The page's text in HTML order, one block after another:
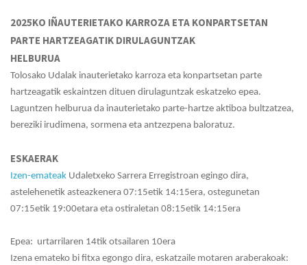
2025KO IÑAUTERIETAKO KARROZA ETA KONPARTSETAN
PARTE HARTZEAGATIK DIRULAGUNTZAK
HELBURUA
Tolosako Udalak inauterietako karroza eta konpartsetan parte
hartzeagatik eskaintzen dituen dirulaguntzak eskatzeko epea.
Laguntzen helburua da inauterietako parte-hartze aktiboa bultzatzea,
bereziki irudimena, sormena eta antzezpena baloratuz.
ESKAERAK
Izen-emateak Udaletxeko Sarrera Erregistroan egingo dira,
astelehenetik asteazkenera 07:15etik 14:15era, ostegunetan
07:15etik 19:00etara eta ostiraletan 08:15etik 14:15era
Epea: urtarrilaren 14tik otsailaren 10era
Izena emateko bi fitxa egongo dira, eskatzaile motaren araberakoak: